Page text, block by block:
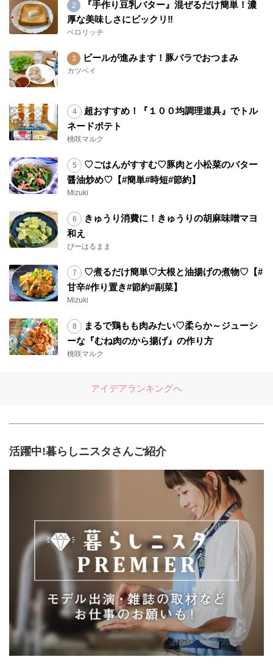
『手作り豆乳バター』混ぜるだけ簡単！濃
厚な美味しさにビックリ‼︎
ベロリッチ
ビールが進みます！豚バラでおつまみ
カツベイ
超おすすめ！『１００均調理道具』でトル
ネードポテト
桃咲マルク
♡ごはんがすすむ♡豚肉と小松菜のバター
醤油炒め♡【#簡単#時短#節約】
Mizuki
きゅうり消費に！きゅうりの胡麻味噌マヨ
和え
ぴーはるまま
♡煮るだけ簡単♡大根と油揚げの煮物♡【#
甘辛#作り置き#節約#副菜】
Mizuki
まるで鶏もも肉みたい♡柔らか～ジューシ
ーな『むね肉のから揚げ』の作り方
桃咲マルク
アイデアランキングへ
活躍中!暮らしニスタさんご紹介